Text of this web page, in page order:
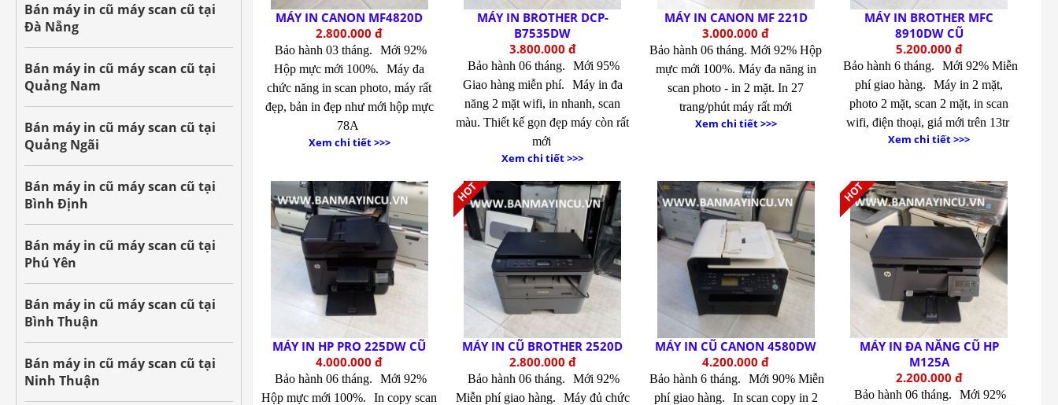
MÁY IN CANON MF4820D
2.800.000 đ
Bảo hành 03 tháng.
Mới 92%
Hộp mực mới 100%.
Máy đa
chức năng in scan photo, máy rất
đẹp, bản in đẹp như mới hộp mực
78A
Xem chi tiết >>>
MÁY IN BROTHER DCP-
B7535DW
3.800.000 đ
Bảo hành 06 tháng.
Mới 95%
Giao hàng miễn phí.
Máy in đa
năng 2 mặt wifi, in nhanh, scan
màu. Thiết kế gọn đẹp máy còn rất
mới
Xem chi tiết >>>
MÁY IN CANON MF 221D
3.000.000 đ
Bảo hành 06 tháng.Mới 92% Hộp
mực mới 100%. Máy đa năng in
scan photo - in 2 mặt. In 27
trang/phút máy rất mới
Xem chi tiết >>>
MÁY IN BROTHER MFC
8910DW CŨ
5.200.000 đ
Bảo hành 6 tháng.
Mới 92% Miễn
phí giao hàng.
Máy in 2 mặt,
photo 2 mặt, scan 2 mặt, in scan
wifi, điện thoại, giá mới trên 13tr
Xem chi tiết >>>
MÁY IN HP PRO 225DW CŨ
4.000.000 đ
Bảo hành 06 tháng.
Mới 92%
Hộp mực mới 100%.
In copy scan
MÁY IN CŨ BROTHER 2520D
2.800.000 đ
Bảo hành 06 tháng.
Mới 92%
Miễn phí giao hàng.
Máy đủ chức
MÁY IN CŨ CANON 4580DW
4.200.000 đ
Bảo hành 6 tháng.
Mới 90% Miễn
phí giao hàng.
In scan copy in 2
MÁY IN ĐA NĂNG CŨ HP
M125A
2.200.000 đ
Bảo hành 06 tháng.
Mới 92%
Bán máy in cũ máy scan cũ tại
Đà Nẵng
Bán máy in cũ máy scan cũ tại
Quảng Nam
Bán máy in cũ máy scan cũ tại
Quảng Ngãi
Bán máy in cũ máy scan cũ tại
Bình Định
Bán máy in cũ máy scan cũ tại
Phú Yên
Bán máy in cũ máy scan cũ tại
Bình Thuận
Bán máy in cũ máy scan cũ tại
Ninh Thuận